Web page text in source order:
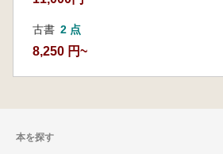
古書 2 点
8,250 円~
本を探す